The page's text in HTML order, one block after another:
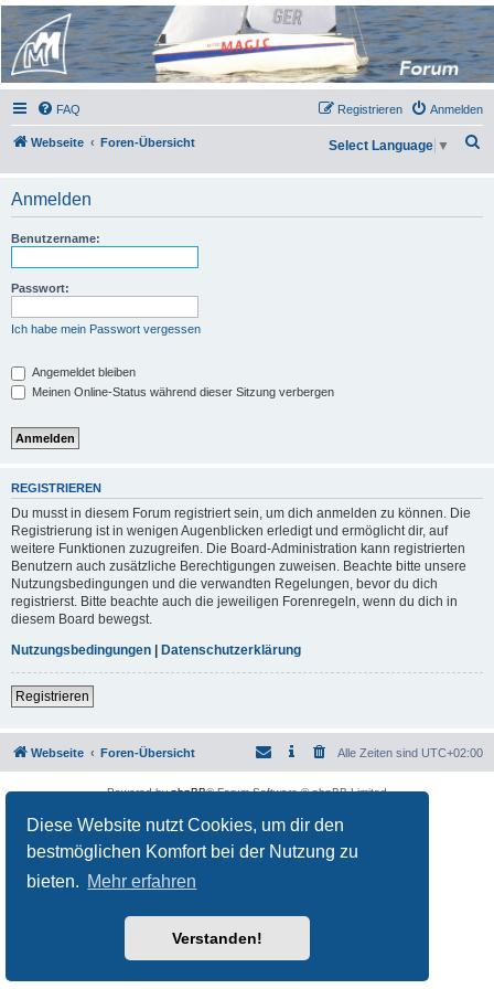
Diese Website nutzt Cookies, um dir den
bestmöglichen Komfort bei der Nutzung zu
bieten. Mehr erfahren
Verstanden!
Micro Magic Forum
Deutschland
FAQ Anmelden
Registrieren
Webseite Foren-Übersicht
h
Select Language ▼
Anmelden
Benutzername:
Passwort:
Ich habe mein Passwort vergessen
Angemeldet bleiben
Meinen Online-Status während dieser Sitzung verbergen
REGISTRIEREN
Du musst in diesem Forum registriert sein, um dich anmelden zu können. Die
Registrierung ist in wenigen Augenblicken erledigt und ermöglicht dir, auf
weitere Funktionen zuzugreifen. Die Board-Administration kann registrierten
Benutzern auch zusätzliche Berechtigungen zuweisen. Beachte bitte unsere
Nutzungsbedingungen und die verwandten Regelungen, bevor du dich
registrierst. Bitte beachte auch die jeweiligen Forenregeln, wenn du dich in
diesem Board bewegst.
Nutzungsbedingungen
Datenschutzerklärung
Registrieren
Webseite Foren-Übersicht Alle Zeiten sind UTC+02:00
Powered byphpBB® Forum Software © phpBB Limited
Datenschutz|Nutzungsbedingungen